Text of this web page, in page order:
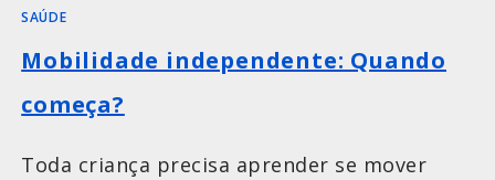
SAÚDE
Mobilidade independente: Quando
começa?
Toda criança precisa aprender se mover